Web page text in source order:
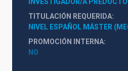
TITULACIÓN REQUERIDA
NIVEL ESPAÑOL MÁSTER
PROMOCIÓN INTERNA
NO